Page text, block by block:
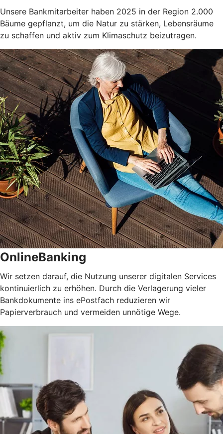
Unsere Bankmitarbeiter haben 2025 in der Region 2.000
Bäume gepflanzt, um die Natur zu stärken, Lebensräume
zu schaffen und aktiv zum Klimaschutz beizutragen.
OnlineBanking
Wir setzen darauf, die Nutzung unserer digitalen Services
kontinuierlich zu erhöhen. Durch die Verlagerung vieler
Bankdokumente ins ePostfach reduzieren wir
Papierverbrauch und vermeiden unnötige Wege.